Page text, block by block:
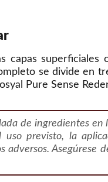
capas
se divide en
Pure Sense
de ingredientes
previsto, la